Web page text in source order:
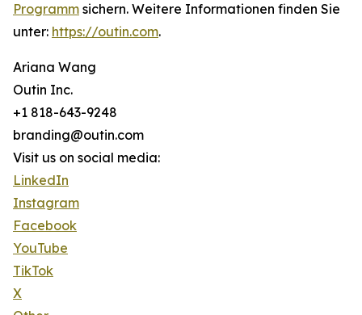
Programm sichern. Weitere Informationen finden Sie
unter: https://outin.com.
Ariana Wang
Outin Inc.
+1 818-643-9248
branding@outin.com
Visit us on social media:
LinkedIn
Instagram
Facebook
YouTube
TikTok
X